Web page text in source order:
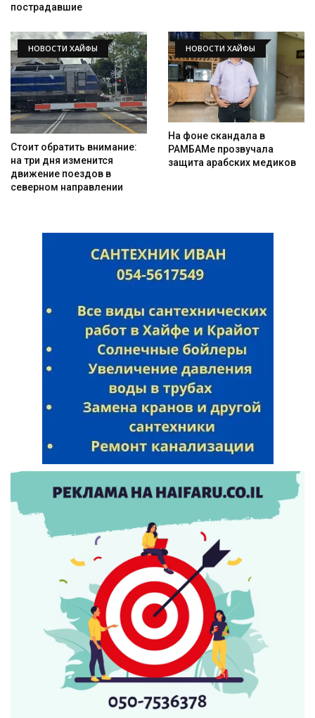
Искать
пострадавшие
НОВОСТИ ХАЙФЫ
Стоит обратить внимание:
на три дня изменится
движение поездов в
северном направлении
НОВОСТИ ХАЙФЫ
На фоне скандала в
РАМБАМе прозвучала
защита арабских медиков